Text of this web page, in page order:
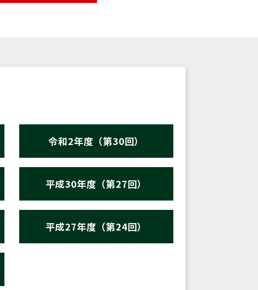
令和2年度（第30回）
平成30年度（第27回）
平成27年度（第24回）